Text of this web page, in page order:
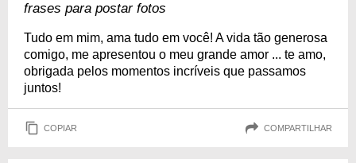
frases para postar fotos
Tudo em mim, ama tudo em você! A vida tão generosa
comigo, me apresentou o meu grande amor ... te amo,
obrigada pelos momentos incríveis que passamos
juntos!
COPIAR COMPARTILHAR